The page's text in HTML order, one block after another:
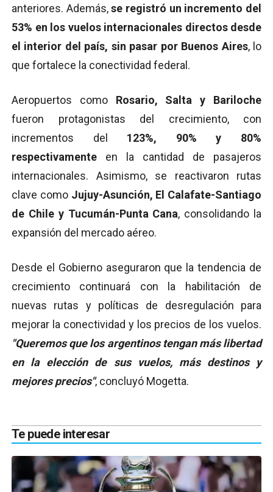
anteriores. Además,se registró un incremento del
53% en los vuelos internacionales directos desde
el interior del país, sin pasar por Buenos Aires, lo
que fortalece la conectividad federal.
Aeropuertos como Rosario, Salta y Bariloche
fueron protagonistas del crecimiento, con
incrementos del 123%, 90% y 80%
respectivamente en la cantidad de pasajeros
internacionales. Asimismo, se reactivaron rutas
clave como Jujuy-Asunción, El Calafate-Santiago
de Chile y Tucumán-Punta Cana, consolidando la
expansión del mercado aéreo.
Desde el Gobierno aseguraron que la tendencia de
crecimiento continuará con la habilitación de
nuevas rutas y políticas de desregulación para
mejorar la conectividad y los precios de los vuelos.
"Queremos que los argentinos tengan más libertad
en la elección de sus vuelos, más destinos y
mejores precios", concluyó Mogetta.
Te puede interesar